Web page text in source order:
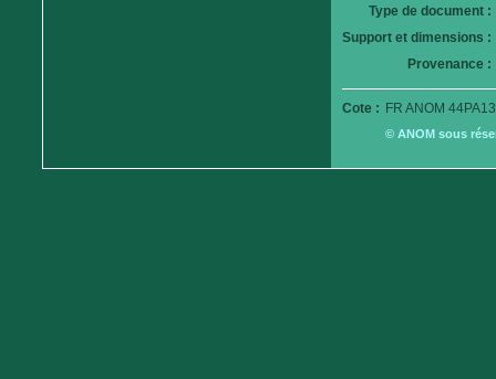
Type de document :
Support et dimensions :
Provenance :
Cote : FR ANOM
© ANOM sous